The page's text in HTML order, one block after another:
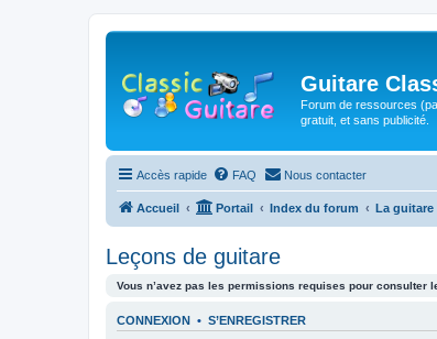
Guitare
Forum de ressources
gratuit, et sans publicité.
Accès rapide FAQ Nous contacter
Accueil Portail Index du forum La
Leçons de guitare
Vous n’avez pas les permissions requises pour consulter
CONNEXION • S’ENREGISTRER